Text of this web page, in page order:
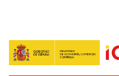
conteúdo
principal